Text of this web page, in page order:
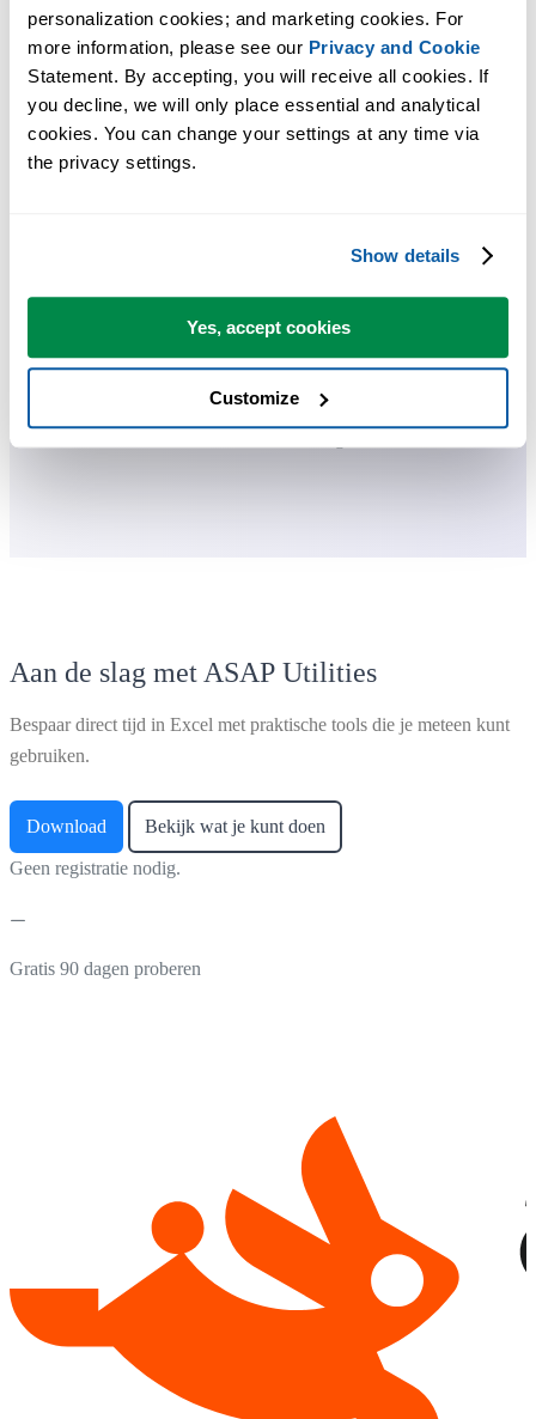
personalization cookies; and marketing cookies. For
more information, please see our Privacy and Cookie
Statement. By accepting, you will receive all cookies. If
you decline, we will only place essential and analytical
cookies. You can change your settings at any time via
the privacy settings.
Show details
Yes, accept cookies
Customize
Praktische tools die veel Excel-gebruikers in Excel missen.
Bespaar tijd in Excel. Snel en eenvoudig.
ASAP Utilities helpt je tijd besparen en dingen doen die Excel alleen
niet kan.
Je kunt meteen aan de slag. Geen training nodig.
De meeste gebruikers beginnen met een paar tools. Uiteindelijk
gebruiken velen ASAP Utilities dagelijks.
Gebruikt door teams in meer dan 28.500 organisaties.
Aan de slag met ASAP Utilities
Bespaar direct tijd in Excel met praktische tools die je meteen kunt
gebruiken.
Download Bekijk wat je kunt doen
Geen registratie nodig.
Gratis 90 dagen proberen